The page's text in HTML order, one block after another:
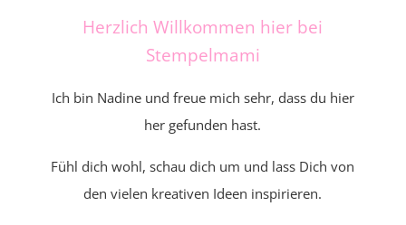
Herzlich Willkommen hier bei
Stempelmami
Ich bin Nadine und freue mich sehr, dass du hier
her gefunden hast.
Fühl dich wohl, schau dich um und lass Dich von
den vielen kreativen Ideen inspirieren.